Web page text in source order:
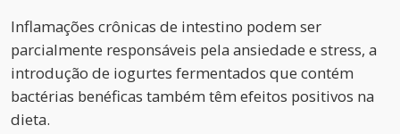
Inflamações crônicas de intestino podem ser
parcialmente responsáveis pela ansiedade e stress, a
introdução de iogurtes fermentados que contém
bactérias benéficas também têm efeitos positivos na
dieta.